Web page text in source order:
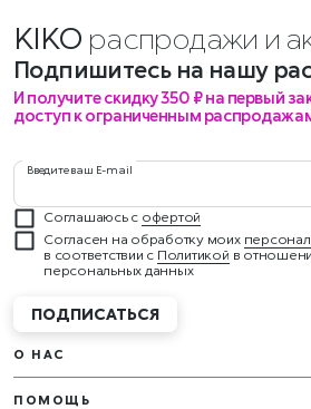
KIKO распродажи и
Подпишитесь на нашу
И получите скидку 350 ₽ на первый
доступ к ограниченным
Введите ваш E-mail
Соглашаюсь с офертой
Согласен на обработку моих
в соответствии с Политикой в
персональных данных
ПОДПИСАТЬСЯ
О НАС
ПОМОЩЬ